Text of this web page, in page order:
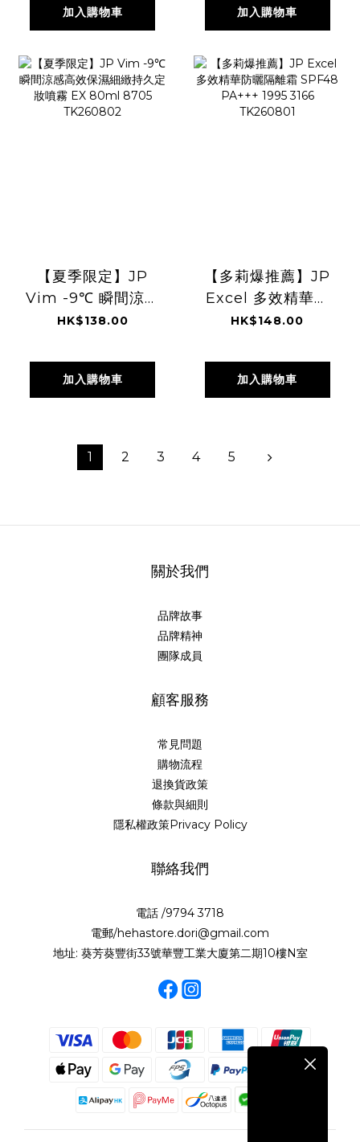
加入購物車 加入購物車
【夏季限定】JP
Vim -9℃ 瞬間涼感
高效保濕細緻持久
8705 TK260802
HK$138.00
加入購物車
【多莉爆推薦】JP
Excel 多效精華防
曬隔離霜 SPF48
TK260801
HK$148.00
加入購物車
1 2 3 4 5
關於我們
品牌故事
品牌精神
團隊成員
顧客服務
常見問題
購物流程
退換貨政策
條款與細則
隱私權政策Privacy Policy
聯絡我們
電話 /9794 3718
電郵/hehastore.dori@gmail.com
地址: 葵芳葵豐街33號華豐工業大廈第二期10樓N室